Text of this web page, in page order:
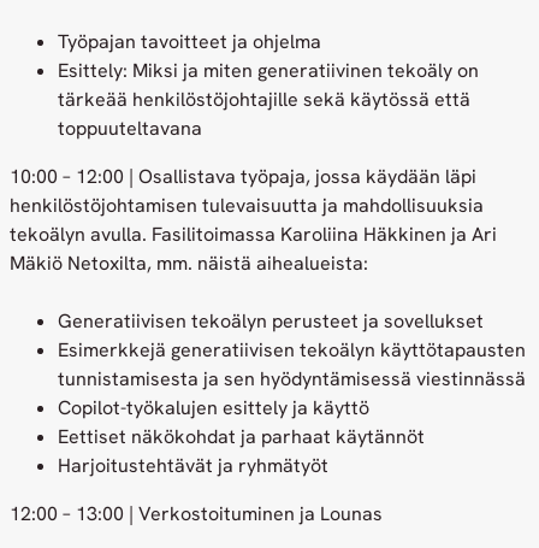
Työpajan tavoitteet ja ohjelma
Esittely: Miksi ja miten generatiivinen tekoäly on
tärkeää henkilöstöjohtajille sekä käytössä että
toppuuteltavana
10:00 – 12:00 | Osallistava työpaja, jossa käydään läpi
henkilöstöjohtamisen tulevaisuutta ja mahdollisuuksia
tekoälyn avulla. Fasilitoimassa Karoliina Häkkinen ja Ari
Mäkiö Netoxilta, mm. näistä aihealueista:
Generatiivisen tekoälyn perusteet ja sovellukset
Esimerkkejä generatiivisen tekoälyn käyttötapausten
tunnistamisesta ja sen hyödyntämisessä viestinnässä
Copilot-työkalujen esittely ja käyttö
Eettiset näkökohdat ja parhaat käytännöt
Harjoitustehtävät ja ryhmätyöt
12:00 – 13:00 | Verkostoituminen ja Lounas